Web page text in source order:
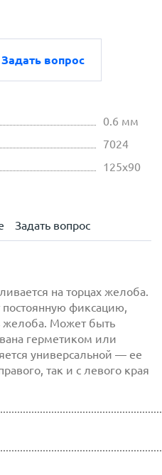
Задать вопрос
0.6 мм
7024
125х90
Задать вопрос
на торцах желоба.
постоянную фиксацию,
желоба. Может быть
герметиком или
универсальной — ее
так и с левого края